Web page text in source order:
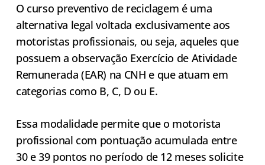
O curso preventivo de reciclagem é uma
alternativa legal voltada exclusivamente aos
motoristas profissionais, ou seja, aqueles que
possuem a observação Exercício de Atividade
Remunerada (EAR) na CNH e que atuam em
categorias como B, C, D ou E.
Essa modalidade permite que o motorista
profissional com pontuação acumulada entre
30 e 39 pontos no período de 12 meses solicite